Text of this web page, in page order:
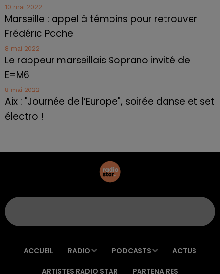
10 mai 2022
Marseille : appel à témoins pour retrouver
Frédéric Pache
8 mai 2022
Le rappeur marseillais Soprano invité de
E=M6
8 mai 2022
Aix : "Journée de l’Europe", soirée danse et set
électro !
ACCUEIL RADIO PODCASTS ACTUS
ARTISTES RADIO STAR PARTENAIRES